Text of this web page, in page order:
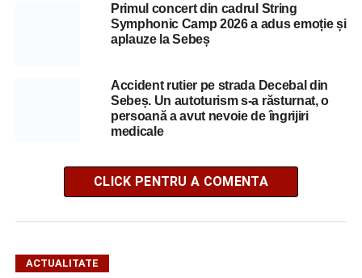
Primul concert din cadrul String
Symphonic Camp 2026 a adus emoție și
aplauze la Sebeș
Accident rutier pe strada Decebal din
Sebeș. Un autoturism s-a răsturnat, o
persoană a avut nevoie de îngrijiri
medicale
CLICK PENTRU A COMENTA
ACTUALITATE